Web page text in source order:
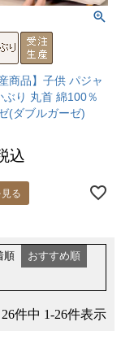
商品】子供 パジャ
ぶり 丸首 綿100％
(ダブルガーゼ)
込
る
順
おすすめ順
26件中 1-26件表示